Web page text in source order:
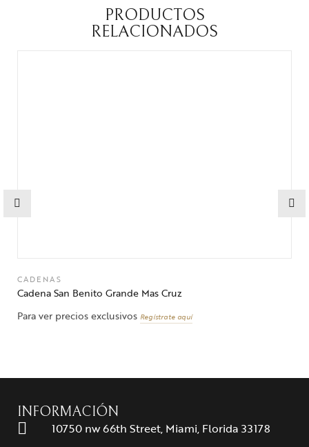
PRODUCTOS
RELACIONADOS
CADENAS
Cadena San Benito Grande Mas Cruz
Para ver precios exclusivos Regístrate aquí
INFORMACIÓN
10750 nw 66th Street, Miami, Florida 33178